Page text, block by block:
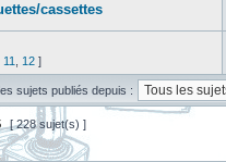
cassettes
11 12 ]
sujets publiés depuis :
[ 228 sujet(s) ]